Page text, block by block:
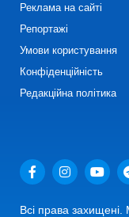
Реклама на сайті
Репортажі
Умови користування
Конфіденційність
Редакційна політика
Всі права захищені.